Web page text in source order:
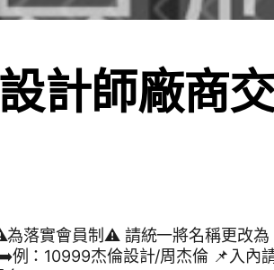
計師廠商
落實會員制⚠️ 請統一將名稱更改為
杰倫設計/周杰倫 📌入內請先閱讀